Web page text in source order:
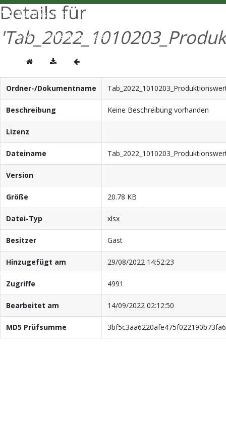
Details für
Ordner-/Dokumentname
Beschreibung Keine Beschreibung vorhanden
Lizenz
Dateiname
Version
Größe 20.78 KB
Datei-Typ xlsx
Besitzer Gast
Hinzugefügt am 29/08/2022 14:52:23
Zugriffe 4991
Bearbeitet am 14/09/2022 02:12:50
MD5 Prüfsumme